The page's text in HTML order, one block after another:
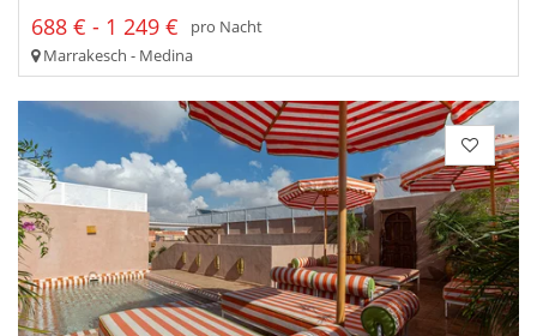
688 € - 1 249 €
pro Nacht
Marrakesch - Medina